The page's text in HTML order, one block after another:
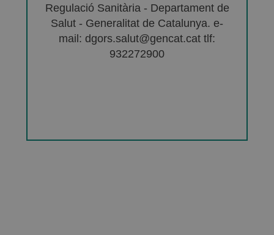
Regulació Sanitària - Departament de
Salut - Generalitat de Catalunya. e-
mail: dgors.salut@gencat.cat tlf:
932272900